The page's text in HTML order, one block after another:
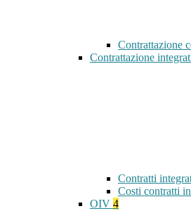
Contrattazione
Contrattazione
Contratti
Costi contratti
OIV 4